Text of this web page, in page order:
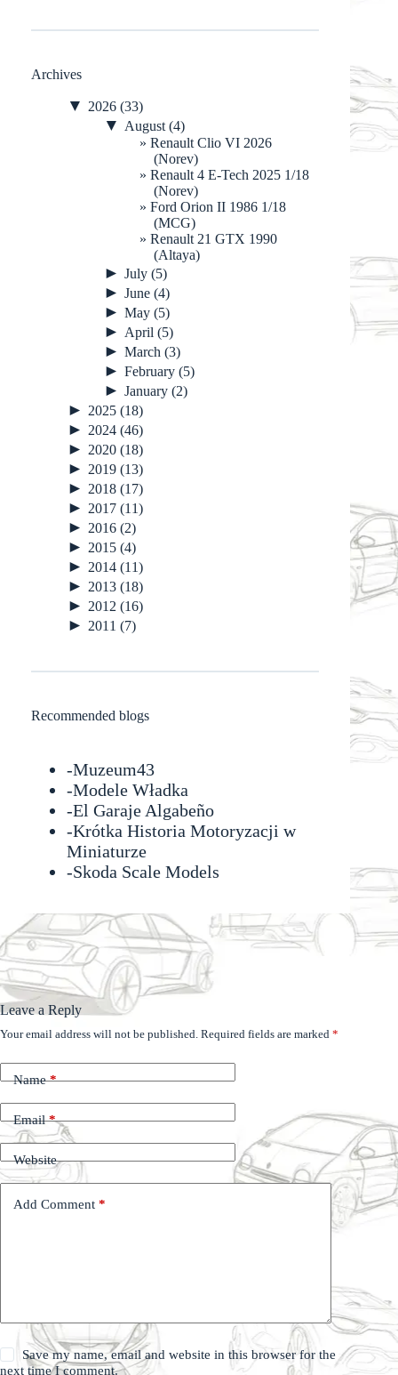
Archives
▼ 2026 (33)
▼ August (4)
Renault Clio VI 2026
(Norev)
Renault 4 E-Tech 2025 1/18
(Norev)
Ford Orion II 1986 1/18
(MCG)
Renault 21 GTX 1990
(Altaya)
► July (5)
► June (4)
► May (5)
► April (5)
► March (3)
► February (5)
► January (2)
► 2025 (18)
► 2024 (46)
► 2020 (18)
► 2019 (13)
► 2018 (17)
► 2017 (11)
► 2016 (2)
► 2015 (4)
► 2014 (11)
► 2013 (18)
► 2012 (16)
► 2011 (7)
Recommended blogs
-Muzeum43
-Modele Władka
-El Garaje Algabeño
-Krótka Historia Motoryzacji w
Miniaturze
-Skoda Scale Models
Leave a Reply
Your email address will not be published. Required fields are marked *
Name*
Email*
Website
Add Comment *
Save my name, email and website in this browser for the
next time I comment.